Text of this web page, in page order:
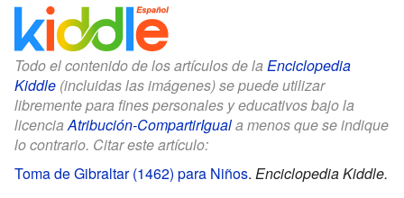
Todo el contenido de los artículos de la Enciclopedia
Kiddle (incluidas las imágenes) se puede utilizar
libremente para fines personales y educativos bajo la
licenciaAtribución-CompartirIguala menos que se indique
lo contrario. Citar este artículo:
Toma de Gibraltar (1462) para Niños. Enciclopedia Kiddle.